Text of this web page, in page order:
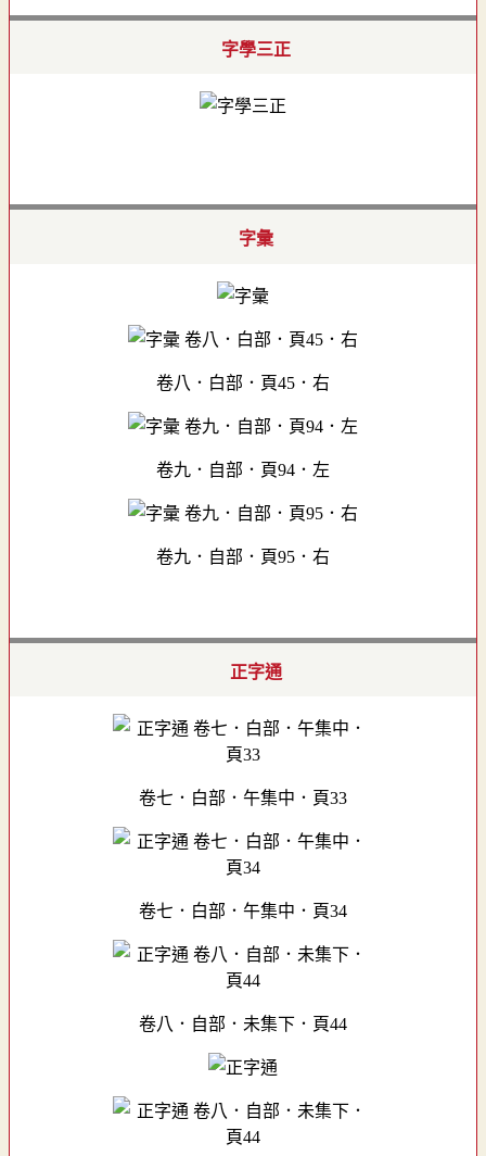
字學三正
字彙
卷八．白部．頁45．右
卷九．自部．頁94．左
卷九．自部．頁95．右
正字通
卷七．白部．午集中．頁33
卷七．白部．午集中．頁34
卷八．自部．未集下．頁44